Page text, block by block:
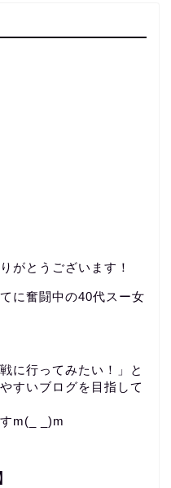
がとうございます！
に奮闘中の40代スー女
に行ってみたい！」と
すいブログを目指して
m(_ _)m